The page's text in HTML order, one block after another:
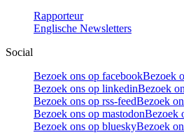
Rapporteur
Englische Newsletters
Social
Bezoek ons op facebookBezoek
Bezoek ons op linkedinBezoek
Bezoek ons op rss-feedBezoek
Bezoek ons op mastodonBezoek
Bezoek ons op blueskyBezoek